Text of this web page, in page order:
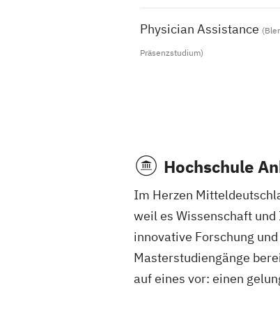
Physician Assistance
Präsenzstudium)
Hochschule
Im Herzen
weil es Wissenschaft
innovative Forschung
Masterstudiengänge
auf eines vor: einen